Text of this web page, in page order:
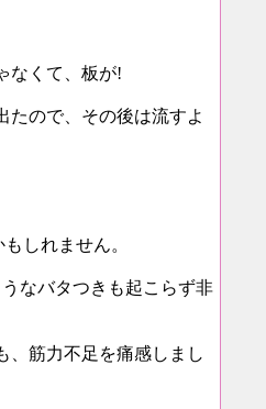
なくて、板が!
たので、その後は流すよ
しれません。
なバタつきも起こらず非
、筋力不足を痛感しまし